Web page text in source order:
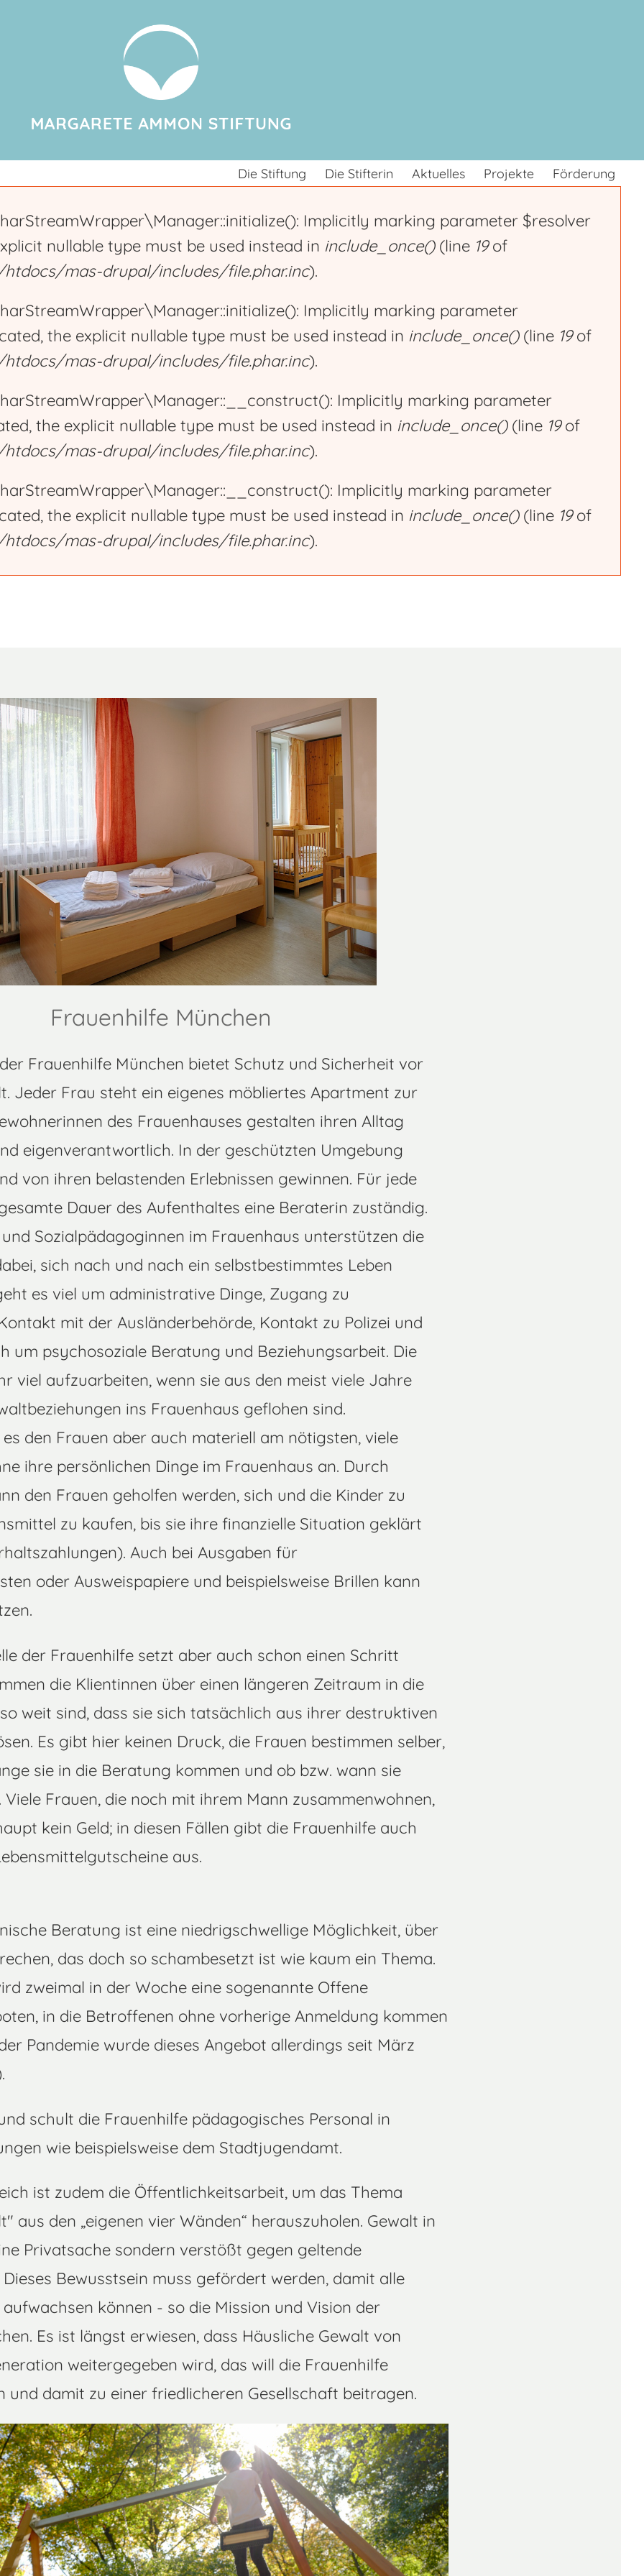
Die Stiftung Die Stifterin Aktuelles Projekte Förderung
Implicitly marking parameter $resolver
nullable type must be used instead in include_once()(line 19of
mas-drupal/includes/file.phar.inc).
Implicitly marking parameter
the explicit nullable type must be used instead in include_once()(line 19of
mas-drupal/includes/file.phar.inc).
Implicitly marking parameter
the explicit nullable type must be used instead in include_once()(line 19of
mas-drupal/includes/file.phar.inc).
Implicitly marking parameter
the explicit nullable type must be used instead in include_once()(line 19of
mas-drupal/includes/file.phar.inc).
Frauenhilfe München
Frauenhilfe München bietet Schutz und Sicherheit vor
Jeder Frau steht ein eigenes möbliertes Apartment zur
des Frauenhauses gestalten ihren Alltag
eigenverantwortlich. In der geschützten Umgebung
von ihren belastenden Erlebnissen gewinnen. Für jede
Dauer des Aufenthaltes eine Beraterin zuständig.
Sozialpädagoginnen im Frauenhaus unterstützen die
sich nach und nach ein selbstbestimmtes Leben
es viel um administrative Dinge, Zugang zu
mit der Ausländerbehörde, Kontakt zu Polizei und
um psychosoziale Beratung und Beziehungsarbeit. Die
viel aufzuarbeiten, wenn sie aus den meist viele Jahre
ins Frauenhaus geflohen sind.
den Frauen aber auch materiell am nötigsten, viele
ihre persönlichen Dinge im Frauenhaus an. Durch
den Frauen geholfen werden, sich und die Kinder zu
zu kaufen, bis sie ihre finanzielle Situation geklärt
Auch bei Ausgaben für
oder Ausweispapiere und beispielsweise Brillen kann
der Frauenhilfe setzt aber auch schon einen Schritt
die Klientinnen über einen längeren Zeitraum in die
weit sind, dass sie sich tatsächlich aus ihrer destruktiven
Es gibt hier keinen Druck, die Frauen bestimmen selber,
sie in die Beratung kommen und ob bzw. wann sie
Viele Frauen, die noch mit ihrem Mann zusammenwohnen,
kein Geld; in diesen Fällen gibt die Frauenhilfe auch
aus.
Beratung ist eine niedrigschwellige Möglichkeit, über
das doch so schambesetzt ist wie kaum ein Thema.
zweimal in der Woche eine sogenannte Offene
in die Betroffenen ohne vorherige Anmeldung kommen
Pandemie wurde dieses Angebot allerdings seit März
schult die Frauenhilfe pädagogisches Personal in
wie beispielsweise dem Stadtjugendamt.
ist zudem die Öffentlichkeitsarbeit, um das Thema
aus den „eigenen vier Wänden“ herauszuholen. Gewalt in
Privatsache sondern verstößt gegen geltende
Bewusstsein muss gefördert werden, damit alle
können - so die Mission und Vision der
Es ist längst erwiesen, dass Häusliche Gewalt von
weitergegeben wird, das will die Frauenhilfe
und damit zu einer friedlicheren Gesellschaft beitragen.